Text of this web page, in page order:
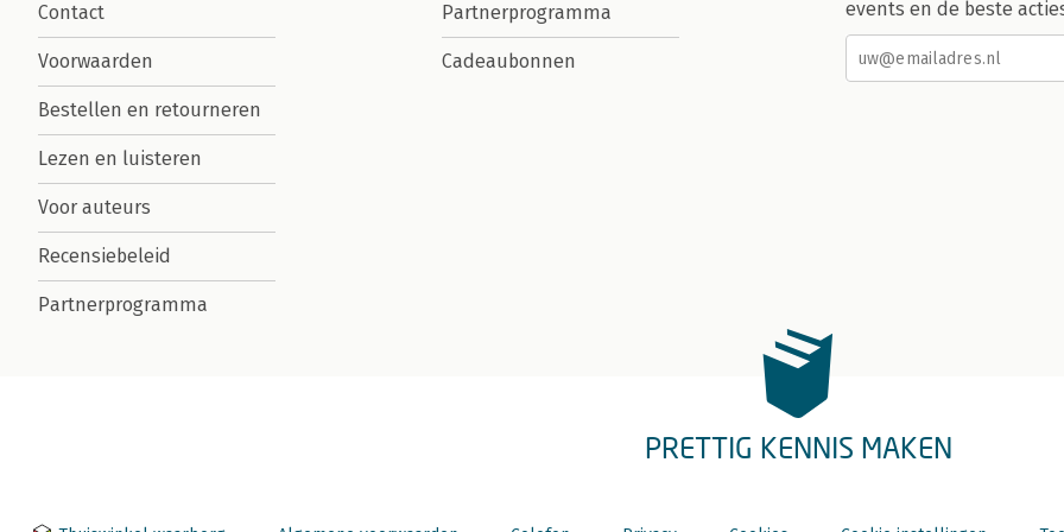
Contact
Voorwaarden
Bestellen en retourneren
Lezen en luisteren
Voor auteurs
Recensiebeleid
Partnerprogramma
Partnerprogramma
Cadeaubonnen
events en de beste
PRETTIG KENNIS MAKEN